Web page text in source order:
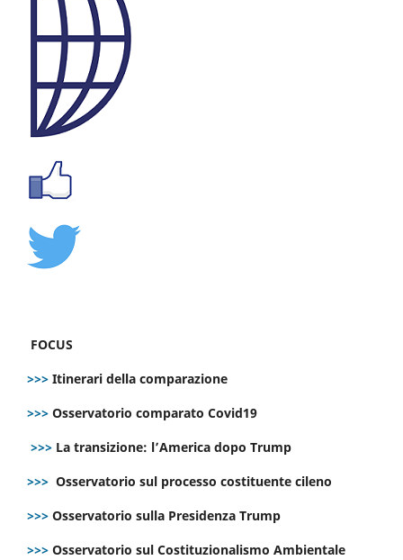
FOCUS
>>> Itinerari della comparazione
>>> Osservatorio comparato Covid19
>>> La transizione: l’America dopo Trump
>>> Osservatorio sul processo costituente cileno
>>> Osservatorio sulla Presidenza Trump
>>> Osservatorio sul Costituzionalismo Ambientale